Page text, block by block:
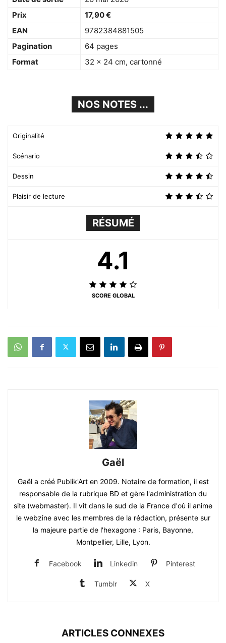
Prix
17,90 €
EAN
9782384881505
Pagination
64 pages
Format
32 × 24 cm, cartonné
NOS NOTES ...
Originalité
Scénario
Dessin
Plaisir de lecture
RÉSUMÉ
4.1
SCORE GLOBAL
Gaël
Gaël a créé Publik'Art en 2009. Notaire de formation, il est
responsable de la rubrique BD et gère l'administration du
site (webmaster). Il vit dans le sud de la France d'où il anime
le webzine avec les membres de la rédaction, présente sur
la majeure partie de l'hexagone : Paris, Bayonne,
Montpellier, Lille, Lyon.
Facebook Linkedin Pinterest
Tumblr X
ARTICLES CONNEXES